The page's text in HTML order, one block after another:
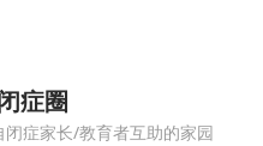
症圈
闭症家长/教育者互助的家园